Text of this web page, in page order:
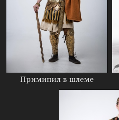
Примипил в шлеме